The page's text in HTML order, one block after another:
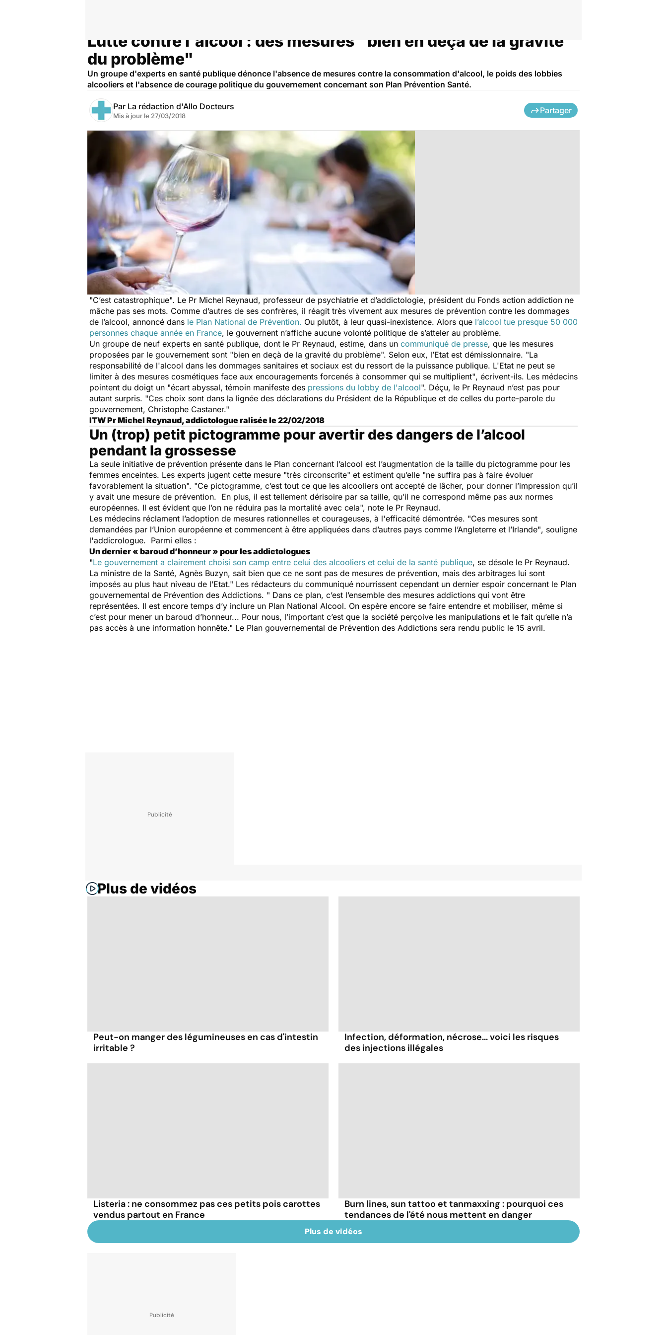
Lutte contre l'alcool : des mesures "bien en deçà de la gravité
du problème"
Un groupe d'experts en santé publique dénonce l'absence de mesures contre la consommation d'alcool, le poids des lobbies
alcooliers et l'absence de courage politique du gouvernement concernant son Plan Prévention Santé.
Par La rédaction d'Allo Docteurs
Mis à jour le 27/03/2018
Partager
"C’est catastrophique". Le Pr Michel Reynaud, professeur de psychiatrie et d’addictologie, président du Fonds action addiction ne
mâche pas ses mots. Comme d’autres de ses confrères, il réagit très vivement aux mesures de prévention contre les dommages
de l’alcool, annoncé dans le Plan National de Prévention. Ou plutôt, à leur quasi-inexistence. Alors que l’alcool tue presque 50 000
personnes chaque année en France, le gouvernent n’affiche aucune volonté politique de s’atteler au problème.
Un groupe de neuf experts en santé publique, dont le Pr Reynaud, estime, dans un communiqué de presse, que les mesures
proposées par le gouvernement sont "bien en deçà de la gravité du problème". Selon eux, l’Etat est démissionnaire. "La
responsabilité de l'alcool dans les dommages sanitaires et sociaux est du ressort de la puissance publique. L'Etat ne peut se
limiter à des mesures cosmétiques face aux encouragements forcenés à consommer qui se multiplient", écrivent-ils. Les médecins
pointent du doigt un "écart abyssal, témoin manifeste des pressions du lobby de l'alcool". Déçu, le Pr Reynaud n’est pas pour
autant surpris. "Ces choix sont dans la lignée des déclarations du Président de la République et de celles du porte-parole du
gouvernement, Christophe Castaner."
ITW Pr Michel Reynaud, addictologue ralisée le 22/02/2018
Un (trop) petit pictogramme pour avertir des dangers de l’alcool
pendant la grossesse
La seule initiative de prévention présente dans le Plan concernant l’alcool est l’augmentation de la taille du pictogramme pour les
femmes enceintes. Les experts jugent cette mesure "très circonscrite" et estiment qu’elle "ne suffira pas à faire évoluer
favorablement la situation". "Ce pictogramme, c’est tout ce que les alcooliers ont accepté de lâcher, pour donner l’impression qu’il
y avait une mesure de prévention. En plus, il est tellement dérisoire par sa taille, qu’il ne correspond même pas aux normes
européennes. Il est évident que l’on ne réduira pas la mortalité avec cela", note le Pr Reynaud.
Les médecins réclament l’adoption de mesures rationnelles et courageuses, à l'efficacité démontrée. "Ces mesures sont
demandées par l’Union européenne et commencent à être appliquées dans d’autres pays comme l’Angleterre et l’Irlande", souligne
l'addicrologue. Parmi elles :
Un dernier « baroud d’honneur » pour les addictologues
"Le gouvernement a clairement choisi son camp entre celui des alcooliers et celui de la santé publique, se désole le Pr Reynaud.
La ministre de la Santé, Agnès Buzyn, sait bien que ce ne sont pas de mesures de prévention, mais des arbitrages lui sont
imposés au plus haut niveau de l’Etat." Les rédacteurs du communiqué nourrissent cependant un dernier espoir concernant le Plan
gouvernemental de Prévention des Addictions. " Dans ce plan, c’est l’ensemble des mesures addictions qui vont être
représentées. Il est encore temps d’y inclure un Plan National Alcool. On espère encore se faire entendre et mobiliser, même si
c’est pour mener un baroud d’honneur... Pour nous, l’important c’est que la société perçoive les manipulations et le fait qu’elle n’a
pas accès à une information honnête." Le Plan gouvernemental de Prévention des Addictions sera rendu public le 15 avril.
Plus de vidéos
Peut-on manger des légumineuses en cas d'intestin
irritable ?
Infection, déformation, nécrose... voici les risques
des injections illégales
Listeria : ne consommez pas ces petits pois carottes
vendus partout en France
Burn lines, sun tattoo et tanmaxxing : pourquoi ces
tendances de l'été nous mettent en danger
Plus de vidéos